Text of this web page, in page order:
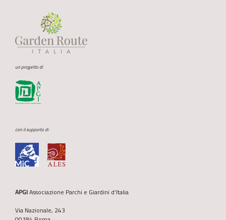
un progetto di
con il supporto di
APGIAssociazione Parchi e Giardini d’Italia
Via Nazionale, 243